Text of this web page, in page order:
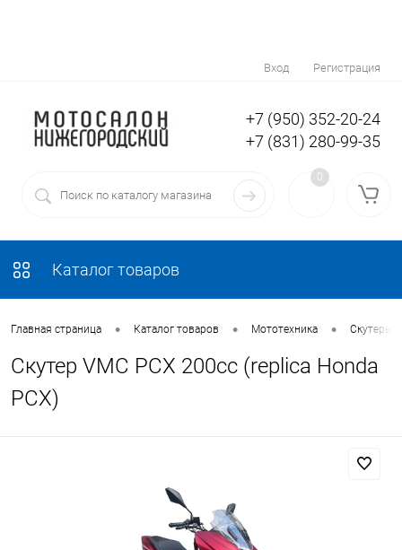
Вход Регистрация
+7 (950) 352-20-24
+7 (831) 280-99-35
0
Каталог товаров
Главная страница • Каталог товаров • Мототехника • Скутеры
Скутер VMC PCX 200cc (replica Honda
PCX)